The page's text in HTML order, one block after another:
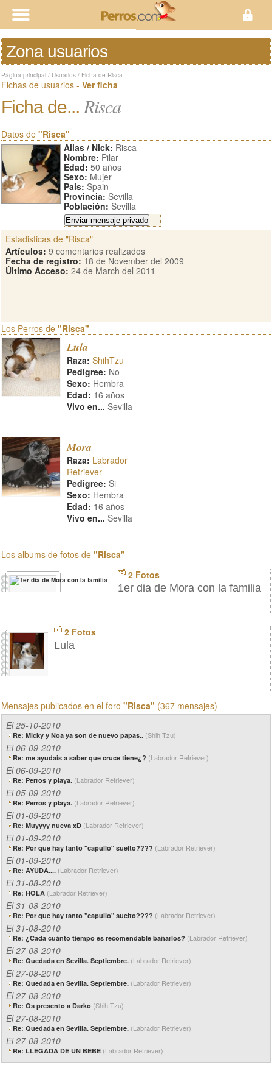
Zona usuarios
Página principal / Usuarios / Ficha de Risca
Fichas de usuarios - Ver ficha
Ficha de... Risca
Datos de "Risca"
Alias / Nick: Risca
Nombre: Pilar
Edad: 50 años
Sexo: Mujer
Pais: Spain
Provincia: Sevilla
Población: Sevilla
Estadisticas de "Risca"
Artículos: 9 comentarios realizados
Fecha de registro: 18 de November del 2009
Último Acceso: 24 de March del 2011
Los Perros de "Risca"
Lula
Raza: ShihTzu
Pedigree: No
Sexo: Hembra
Edad: 16 años
Vivo en... Sevilla
Mora
Raza: Labrador
Retriever
Pedigree: Si
Sexo: Hembra
Edad: 16 años
Vivo en... Sevilla
Los albums de fotos de "Risca"
2 Fotos
1er dia de Mora con la familia
2 Fotos
Lula
Mensajes publicados en el foro "Risca" (367 mensajes)
El 25-10-2010
Re: Micky y Noa ya son de nuevo papas.. (Shih Tzu)
El 06-09-2010
Re: me ayudais a saber que cruce tiene¿? (Labrador Retriever)
El 06-09-2010
Re: Perros y playa. (Labrador Retriever)
El 05-09-2010
Re: Perros y playa. (Labrador Retriever)
El 01-09-2010
Re: Muyyyy nueva xD (Labrador Retriever)
El 01-09-2010
Re: Por que hay tanto "capullo" suelto???? (Labrador Retriever)
El 01-09-2010
Re: AYUDA.... (Labrador Retriever)
El 31-08-2010
Re: HOLA (Labrador Retriever)
El 31-08-2010
Re: Por que hay tanto "capullo" suelto???? (Labrador Retriever)
El 31-08-2010
Re: ¿Cada cuánto tiempo es recomendable bañarlos? (Labrador Retriever)
El 27-08-2010
Re: Quedada en Sevilla. Septiembre. (Labrador Retriever)
El 27-08-2010
Re: Quedada en Sevilla. Septiembre. (Labrador Retriever)
El 27-08-2010
Re: Os presento a Darko (Shih Tzu)
El 27-08-2010
Re: Quedada en Sevilla. Septiembre. (Labrador Retriever)
El 27-08-2010
Re: LLEGADA DE UN BEBE (Labrador Retriever)